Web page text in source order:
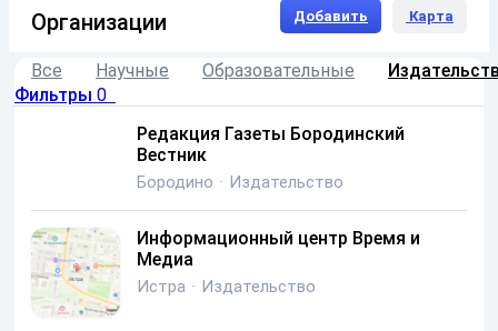
Организации Добавить Карта
Все Научные Образовательные
Фильтры 0
Редакция Газеты Бородинский
Вестник
Бородино · Издательство
Информационный центр Время и
Медиа
Истра · Издательство